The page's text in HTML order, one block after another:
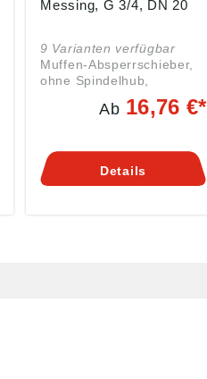
Messing, G 3/4, DN 20
9 Varianten verfügbar
Muffen-Absperrschieber,
ohne Spindelhub,
Mediumstemperatur max.
Schließen ohne
Spindelhub Angaben
Ab 16,76 €*
Details